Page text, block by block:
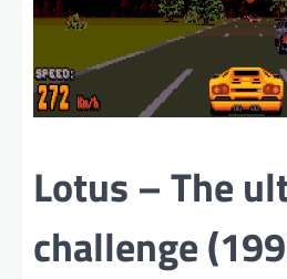
Lotus – The
challenge